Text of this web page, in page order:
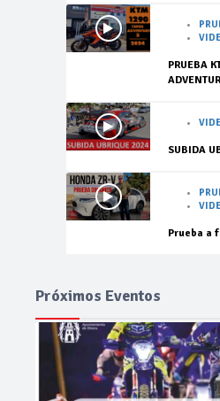
PRUEBA
SUBIDA
Prueba a
Próximos Eventos